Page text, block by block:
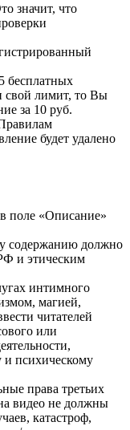
значит, что
бесплатных
свой лимит, то Вы
за 10 руб.
будет удалено
поле «Описание»
содержанию должно
и этическим
интимного
магией,
читателей
или
и психическому
права третьих
видео не должны
катастроф,